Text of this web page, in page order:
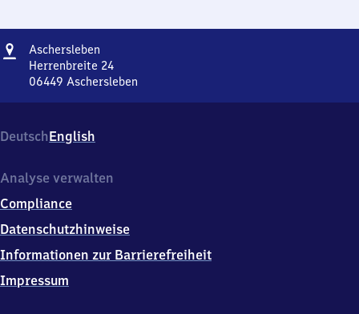
Adresse
Aschersleben
Herrenbreite 24
06449 Aschersleben
24,
0
4
9
Aschersleben
DeutschEnglish
Analyse verwalten
Compliance
Datenschutzhinweise
Informationen zur Barrierefreiheit
Impressum